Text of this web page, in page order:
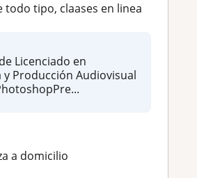
todo tipo, claases en linea
Licenciado en
Producción Audiovisual
a domicilio